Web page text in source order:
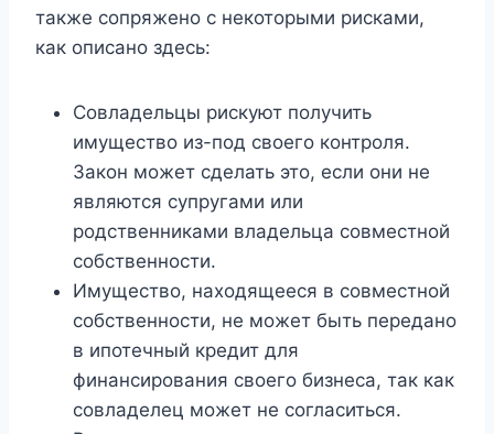
также сопряжено с некоторыми рисками,
как описано здесь:
Совладельцы рискуют получить
имущество из-под своего контроля.
Закон может сделать это, если они не
являются супругами или
родственниками владельца совместной
собственности.
Имущество, находящееся в совместной
собственности, не может быть передано
в ипотечный кредит для
финансирования своего бизнеса, так как
совладелец может не согласиться.